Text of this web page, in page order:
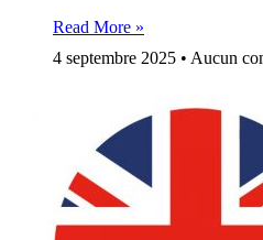
Read More »
4 septembre 2025
Aucun